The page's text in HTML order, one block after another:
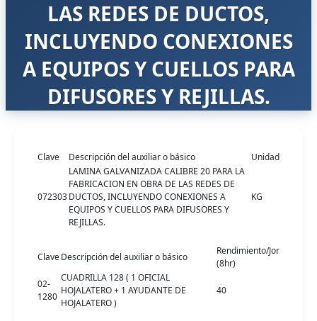
LAS REDES DE DUCTOS,
INCLUYENDO CONEXIONES
A EQUIPOS Y CUELLOS PARA
DIFUSORES Y REJILLAS.
Clave Descripción del auxiliar o básico Unidad
072303
LAMINA GALVANIZADA CALIBRE 20 PARA LA
FABRICACION EN OBRA DE LAS REDES DE
DUCTOS, INCLUYENDO CONEXIONES A
EQUIPOS Y CUELLOS PARA DIFUSORES Y
REJILLAS.
KG
ClaveDescripción del auxiliar o básico
Rendimiento/Jor
(8hr)
02-
1280
CUADRILLA 128 ( 1 OFICIAL
HOJALATERO + 1 AYUDANTE DE
HOJALATERO )
40